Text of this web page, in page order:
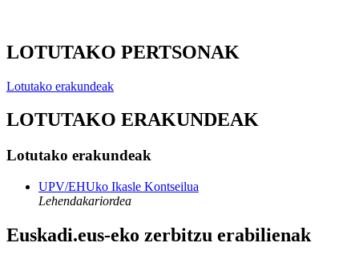
LOTUTAKO PERTSONAK
Lotutako erakundeak
LOTUTAKO ERAKUNDEAK
Lotutako erakundeak
UPV/EHUko Ikasle Kontseilua
Lehendakariordea
Euskadi.eus-eko zerbitzu erabilienak